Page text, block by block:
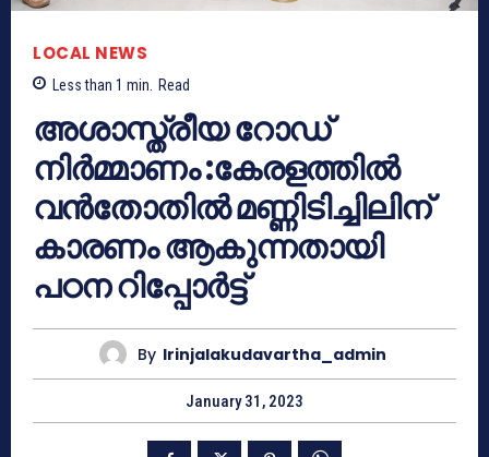
LOCAL NEWS
Less than 1 min. Read
അശാസ്ത്രീയ റോഡ്
നിർമ്മാണം :കേരളത്തിൽ
വൻതോതിൽ മണ്ണിടിച്ചിലിന്
കാരണം ആകുന്നതായി
പഠന റിപ്പോർട്ട്
By Irinjalakudavartha_admin
January 31, 2023